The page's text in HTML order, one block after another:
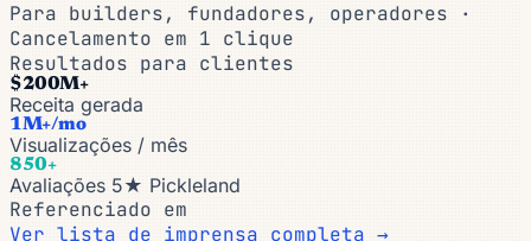
Para builders, fundadores, operadores ·
Cancelamento em 1 clique
Resultados para clientes
$200M+
Receita gerada
1M+/mo
Visualizações / mês
850+
Avaliações 5★ Pickleland
Referenciado em
Ver lista de imprensa completa →